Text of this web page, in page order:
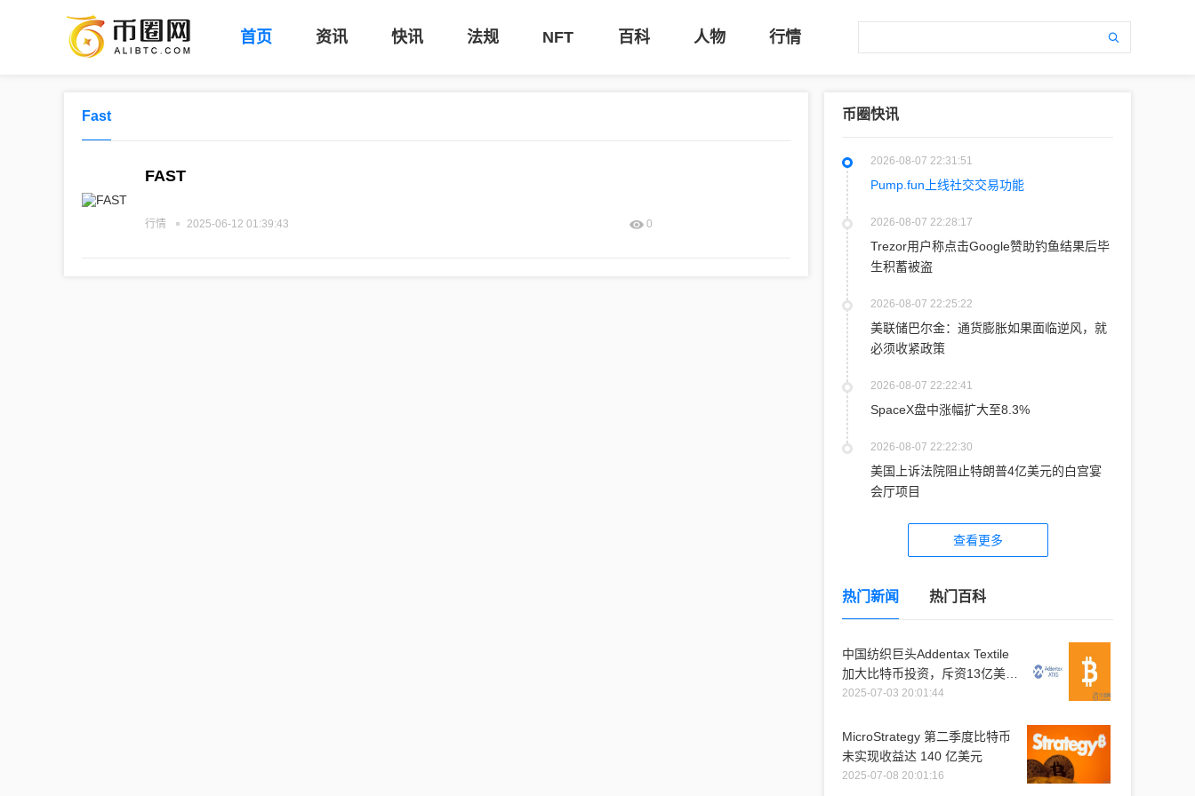
币
网
块
首页 资讯 快讯 法规 NFT 百科 人物 行情
Fast
FAST
行情 2025-06-12 01:39:43 0
币圈快讯
2026-08-07 22:31:51
Pump.fun上线社交交易功能
2026-08-07 22:28:17
Trezor用户称点击Google赞助钓鱼结果后毕
生积蓄被盗
2026-08-07 22:25:22
美联储巴尔金：通货膨胀如果面临逆风，就
必须收紧政策
2026-08-07 22:22:41
SpaceX盘中涨幅扩大至8.3%
2026-08-07 22:22:30
美国上诉法院阻止特朗普4亿美元的白宫宴
会厅项目
查看更多
热门新闻 热门百科
中国纺织巨头Addentax Textile
加大比特币投资，斥资13亿美元
购入1.2万枚比特币
2025-07-03 20:01:44
MicroStrategy 第二季度比特币
未实现收益达 140 亿美元
2025-07-08 20:01:16